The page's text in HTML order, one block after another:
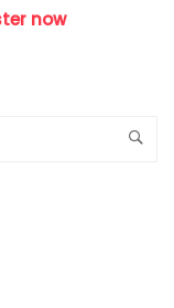
now